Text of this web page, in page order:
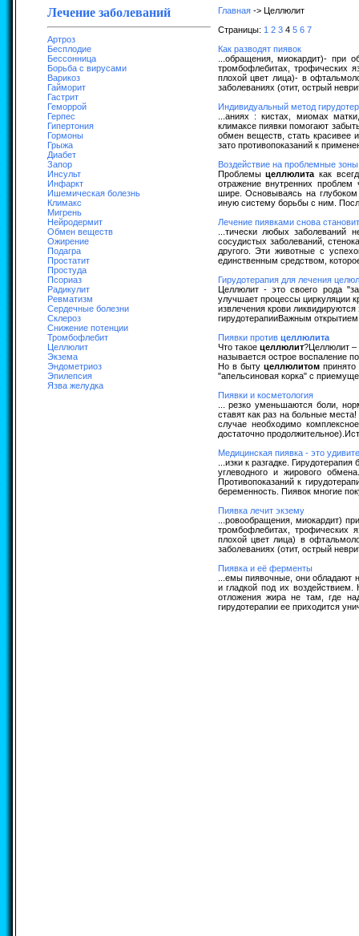
Лечение заболеваний
Артроз
Бесплодие
Бессонница
Борьба с вирусами
Варикоз
Гайморит
Гастрит
Геморрой
Герпес
Гипертония
Гормоны
Грыжа
Диабет
Запор
Инсульт
Инфаркт
Ишемическая болезнь
Климакс
Мигрень
Нейродермит
Обмен веществ
Ожирение
Подагра
Простатит
Простуда
Псориаз
Радикулит
Ревматизм
Сердечные болезни
Склероз
Снижение потенции
Тромбофлебит
Целлюлит
Экзема
Эндометриоз
Эпилепсия
Язва желудка
Главная-> Целлюлит
Страницы: 1 2 34 5 6 7
Как разводят пиявок
...обращения, миокардит)- при
тромбофлебитах, трофических
плохой цвет лица)- в
заболеваниях (отит, острый
Индивидуальный метод
...аниях : кистах, миомах
климаксе пиявки помогают
обмен веществ, стать красивее
зато противопоказаний к
Воздействие на проблемные зоны
Проблемыцеллюлита как
отражение внутренних проблем
шире. Основываясь на
иную систему борьбы с ним.
Лечение пиявками снова
...тически любых заболеваний
сосудистых заболеваний,
другого. Эти животные с
единственным средством,
Гирудотерапия для лечения
Целлюлит - это своего рода
улучшает процессы циркуляции
извлечения крови
гирудотерапииВажным
Пиявки против целлюлита
Что такое целлюлит?Целлюлит –
называется острое воспаление
Но в быту целлюлитомпринято
"апельсиновая корка" с
Пиявки и косметология
... резко уменьшаются боли,
ставят как раз на больные
случае необходимо
достаточно
Медицинская пиявка - это
...изки к разгадке.
углеводного и жирового
Противопоказаний к
беременность. Пиявок многие
Пиявка лечит экзему
...ровообращения, миокардит)
тромбофлебитах, трофических
плохой цвет лица) в
заболеваниях (отит, острый
Пиявка и её ферменты
...емы пиявочные, они обладают
и гладкой под их
отложения жира не там, где
гирудотерапии ее приходится